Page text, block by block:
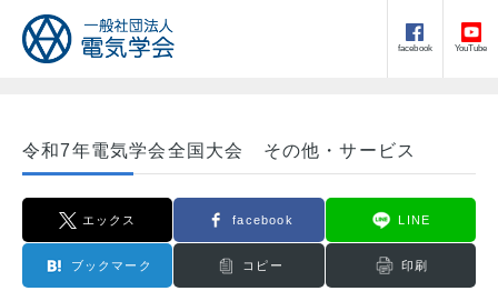
facebook YouTube
令和7年電気学会全国大会 その他・サービス
エックス facebook LINE
ブックマーク コピー 印刷